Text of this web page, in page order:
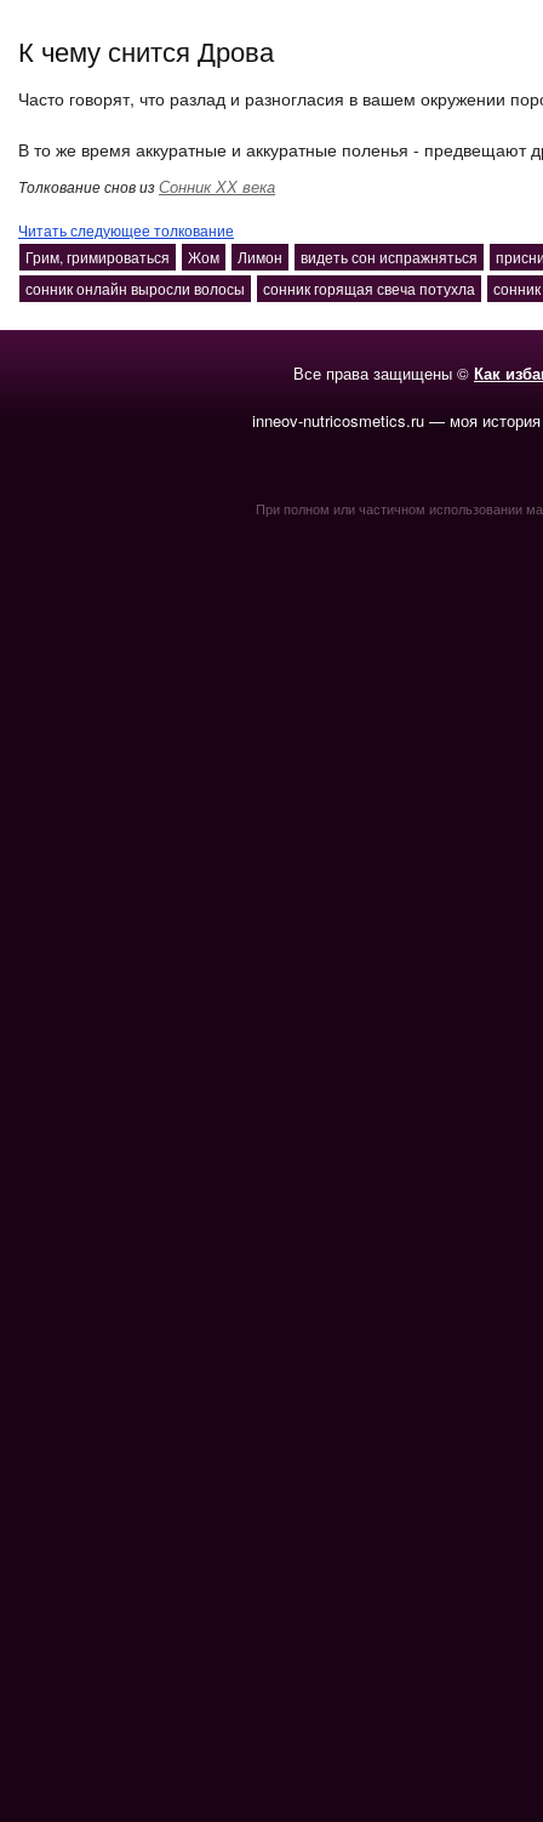
К чему снится Дрова
Часто говорят, что разлад и разногласия в вашем окружении
В то же время аккуратные и аккуратные поленья - предвещают
Толкование снов изСонник ХХ века
Читать следующее толкование
Грим, гримироваться
Жом Лимон видеть сон испражняться
сонник онлайн выросли волосы
сонник горящая свеча потухла
Все права защищены © Как
inneov-nutricosmetics.ru — моя
При полном или частичном использовании